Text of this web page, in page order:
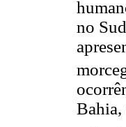
no
Bahia,